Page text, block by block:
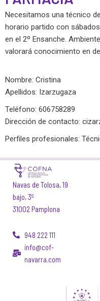
Necesitamos una técnico
horario partido con
en el 2º Ensanche.
valorará conocimiento en
Nombre: Cristina
Apellidos: Izarzugaza
Teléfono: 606758289
Dirección de contacto:
Perfiles profesionales:
Navas de Tolosa, 19
bajo, 3º
31002 Pamplona
948 222 111
info@cof-
navarra.com